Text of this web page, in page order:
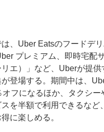
、Uber Eatsのフードデ
プレミアム、即時宅配
エ）」など、Uberが提供
登場する。期間中は、
フになるほか、タクシー
を半額で利用できるなど
に楽しめる。